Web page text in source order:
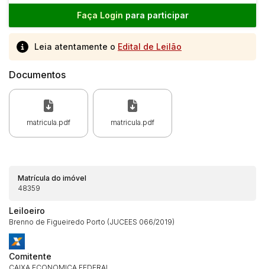
Faça Login para participar
Leia atentamente o Edital de Leilão
Documentos
matricula.pdf matricula.pdf
Matrícula do imóvel
48359
Leiloeiro
Brenno de Figueiredo Porto (JUCEES 066/2019)
Comitente
Envie sua Proposta
Histórico de Propostas
Habilite-se para efetuar lances ou
propostas